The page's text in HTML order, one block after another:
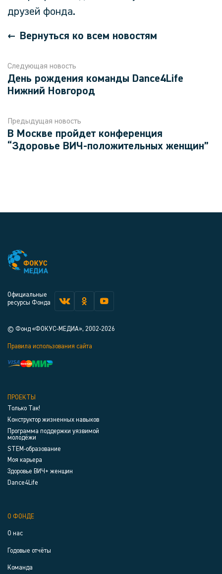
друзей фонда.
Вернуться ко всем новостям
Следующая новость
День рождения команды Dance4Life
Нижний Новгород
Предыдущая новость
В Москве пройдет конференция
“Здоровье ВИЧ-положительных женщин”
Официальные
ресурсы Фонда
© Фонд «ФОКУС-МЕДИА», 2002-2026
Правила использования сайта
ПРОЕКТЫ
Только Так!
Конструктор жизненных навыков
Программа поддержки уязвимой
молодёжи
STEM-образование
Моя карьера
Здоровье ВИЧ+ женщин
Dance4Life
О ФОНДЕ
О нас
Годовые отчёты
Команда